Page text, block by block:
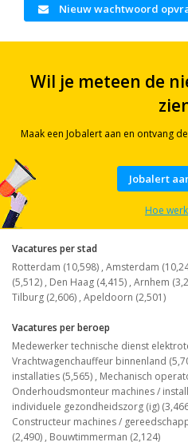
Nieuw wachtwoord
Wil je meteen de
Maak een Jobalert aan en ontvang
Jobalert
Hoe
Vacatures per stad
Rotterdam (10,598) , Amsterdam
(5,512) , Den Haag (4,415) , Arnhem
Tilburg (2,606) , Apeldoorn (2,501)
Vacatures per beroep
Medewerker technische dienst
Vrachtwagenchauffeur binnenland
installaties (5,565) , Mechanisch
Onderhoudsmonteur machines /
individuele gezondheidszorg (ig)
Constructeur machines /
(2,490) , Bouwtimmerman (2,124)